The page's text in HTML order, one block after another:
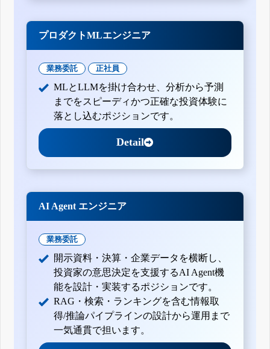
プロダクトMLエンジニア
業務委託 正社員
MLとLLMを掛け合わせ、分析から予測
までをスピーディかつ正確な投資体験に
落とし込むポジションです。
Detail
AI Agent エンジニア
業務委託
開示資料・決算・企業データを横断し、
投資家の意思決定を支援するAI Agent機
能を設計・実装するポジションです。
RAG・検索・ランキングを含む情報取
得/推論パイプラインの設計から運用まで
一気通貫で担います。